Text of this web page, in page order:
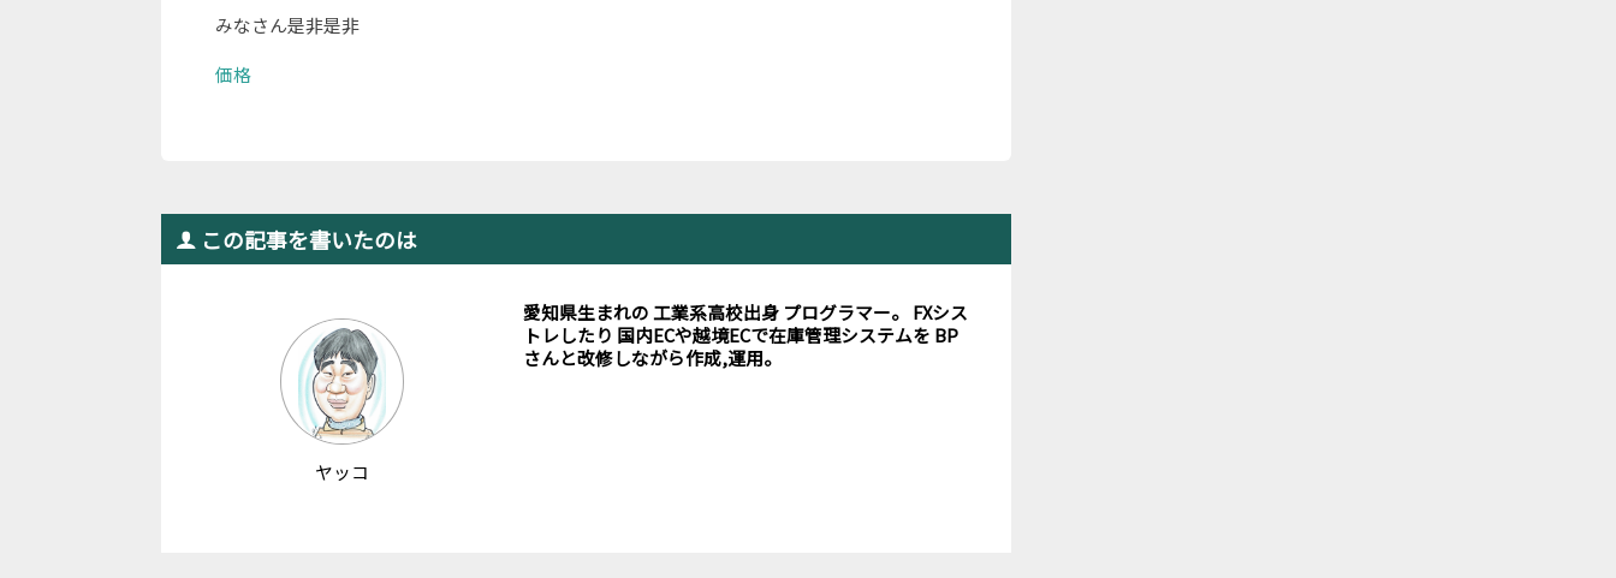
みなさん是非是非
価格
この記事を書いたのは
ヤッコ
愛知県生まれの 工業系高校出身 プログラマー。 FXシス
トレしたり 国内ECや越境ECで在庫管理システムを BP
さんと改修しながら作成,運用。